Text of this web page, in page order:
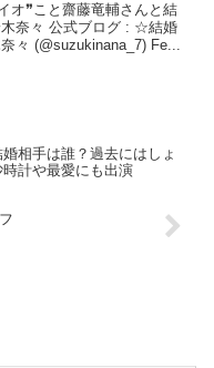
オ❞こと齋藤竜輔さんと結
奈々 公式ブログ : ☆結婚
々 (@suzukinana_7) Fe...
相手は誰？過去にはしょ
時計や最愛にも出演